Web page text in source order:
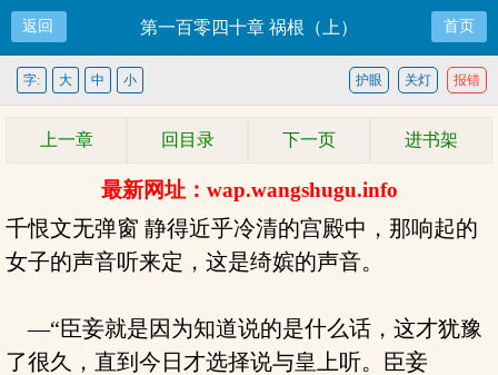
返回 第一百零四十章 祸根（上） 首页
报错
关灯
护眼
字: 大 中 小
上一章 回目录 下一页 进书架
最新网址：wap.wangshugu.info
千恨文无弹窗 静得近乎冷清的宫殿中，那响起的
女子的声音听来定，这是绮嫔的声音。
―“臣妾就是因为知道说的是什么话，这才犹豫
了很久，直到今日才选择说与皇上听。臣妾